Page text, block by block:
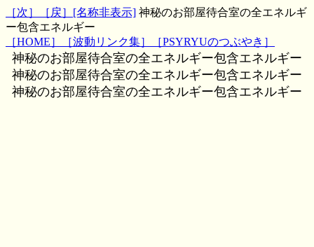
［次］ ［戻］ [名称非表示] 神秘のお部屋待合室の全エネルギ
ー包含エネルギー
［HOME］
［波動リンク集］ ［PSYRYUのつぶやき］
神秘のお部屋待合室の全エネルギー包含エネルギー
神秘のお部屋待合室の全エネルギー包含エネルギー
神秘のお部屋待合室の全エネルギー包含エネルギー